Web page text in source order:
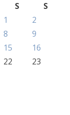
S
S
1
2
8
9
15
16
22
23